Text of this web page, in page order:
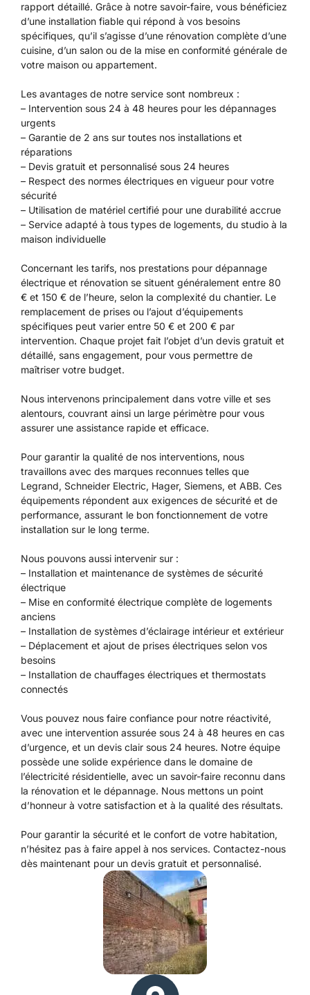
rapport détaillé. Grâce à notre savoir-faire, vous bénéficiez
d’une installation fiable qui répond à vos besoins
spécifiques, qu’il s’agisse d’une rénovation complète d’une
cuisine, d’un salon ou de la mise en conformité générale de
votre maison ou appartement.
Les avantages de notre service sont nombreux :
– Intervention sous 24 à 48 heures pour les dépannages
urgents
– Garantie de 2 ans sur toutes nos installations et
réparations
– Devis gratuit et personnalisé sous 24 heures
– Respect des normes électriques en vigueur pour votre
sécurité
– Utilisation de matériel certifié pour une durabilité accrue
– Service adapté à tous types de logements, du studio à la
maison individuelle
Concernant les tarifs, nos prestations pour dépannage
électrique et rénovation se situent généralement entre 80
€ et 150 € de l’heure, selon la complexité du chantier. Le
remplacement de prises ou l’ajout d’équipements
spécifiques peut varier entre 50 € et 200 € par
intervention. Chaque projet fait l’objet d’un devis gratuit et
détaillé, sans engagement, pour vous permettre de
maîtriser votre budget.
Nous intervenons principalement dans votre ville et ses
alentours, couvrant ainsi un large périmètre pour vous
assurer une assistance rapide et efficace.
Pour garantir la qualité de nos interventions, nous
travaillons avec des marques reconnues telles que
Legrand, Schneider Electric, Hager, Siemens, et ABB. Ces
équipements répondent aux exigences de sécurité et de
performance, assurant le bon fonctionnement de votre
installation sur le long terme.
Nous pouvons aussi intervenir sur :
– Installation et maintenance de systèmes de sécurité
électrique
– Mise en conformité électrique complète de logements
anciens
– Installation de systèmes d’éclairage intérieur et extérieur
– Déplacement et ajout de prises électriques selon vos
besoins
– Installation de chauffages électriques et thermostats
connectés
Vous pouvez nous faire confiance pour notre réactivité,
avec une intervention assurée sous 24 à 48 heures en cas
d’urgence, et un devis clair sous 24 heures. Notre équipe
possède une solide expérience dans le domaine de
l’électricité résidentielle, avec un savoir-faire reconnu dans
la rénovation et le dépannage. Nous mettons un point
d’honneur à votre satisfaction et à la qualité des résultats.
Pour garantir la sécurité et le confort de votre habitation,
n’hésitez pas à faire appel à nos services. Contactez-nous
dès maintenant pour un devis gratuit et personnalisé.